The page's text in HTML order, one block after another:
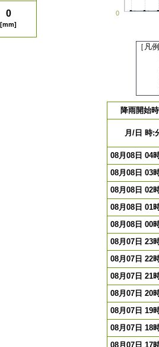
0
[mm]
0
［凡例
時
累
注
注
降雨開始
月/日 時:
08月08日 04
08月08日 03
08月08日 02
08月08日 01
08月08日 00
08月07日 23
08月07日 22
08月07日 21
08月07日 20
08月07日 19
08月07日 18
08月07日 17